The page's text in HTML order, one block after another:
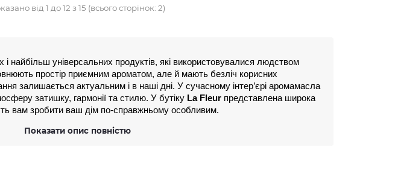
від 1 до 12 з 15 (всього сторінок: 2)
і найбільш універсальних продуктів, які використовувалися людством
простір приємним ароматом, але й мають безліч корисних
залишається актуальним і в наші дні. У сучасному інтер’єрі аромамасла
затишку, гармонії та стилю. У бутіку La Fleur представлена широка
вам зробити ваш дім по-справжньому особливим.
олій
Показати опис повністю